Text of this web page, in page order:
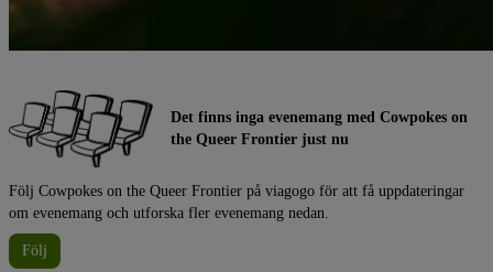
Det finns inga evenemang med Cowpokes on
the Queer Frontier just nu
Följ Cowpokes on the Queer Frontier på viagogo för att få uppdateringar
om evenemang och utforska fler evenemang nedan.
Följ